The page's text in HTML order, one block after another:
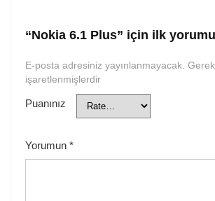
“Nokia 6.1 Plus” için ilk
E-posta adresiniz yayınlanmayacak.
işaretlenmişlerdir
Puanınız
Yorumun *